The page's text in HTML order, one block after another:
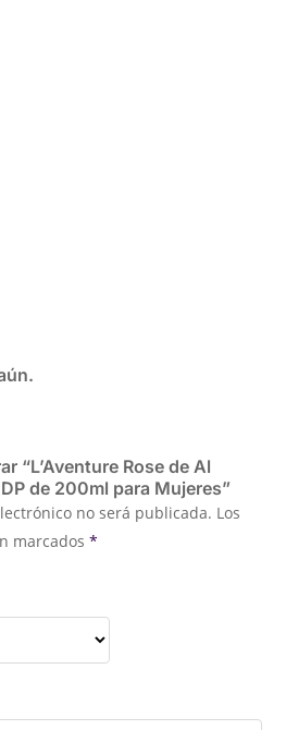
“L’Aventure Rose de Al
de 200ml para Mujeres”
no será publicada. Los
marcados*